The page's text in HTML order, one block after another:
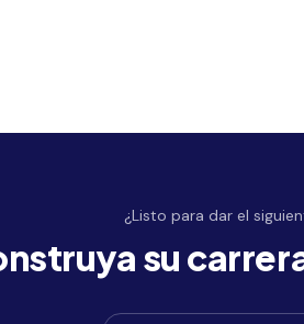
¿Listo para dar el
su